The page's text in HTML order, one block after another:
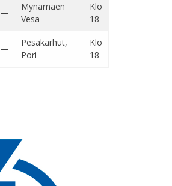
—
Mynämäen
Vesa
Klo
18
—
Pesäkarhut,
Pori
Klo
18